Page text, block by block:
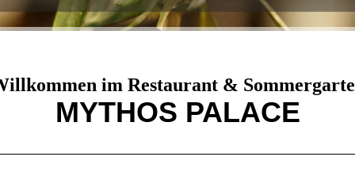
im Restaurant &
MYTHOS PALACE